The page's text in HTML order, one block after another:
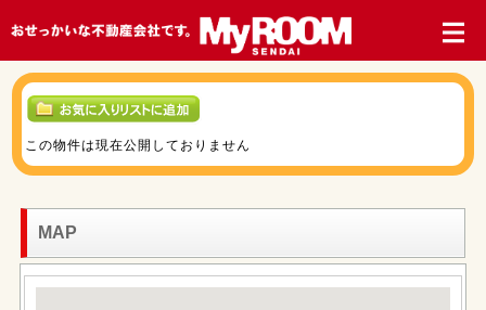
この物件は現在公開しておりません
MAP